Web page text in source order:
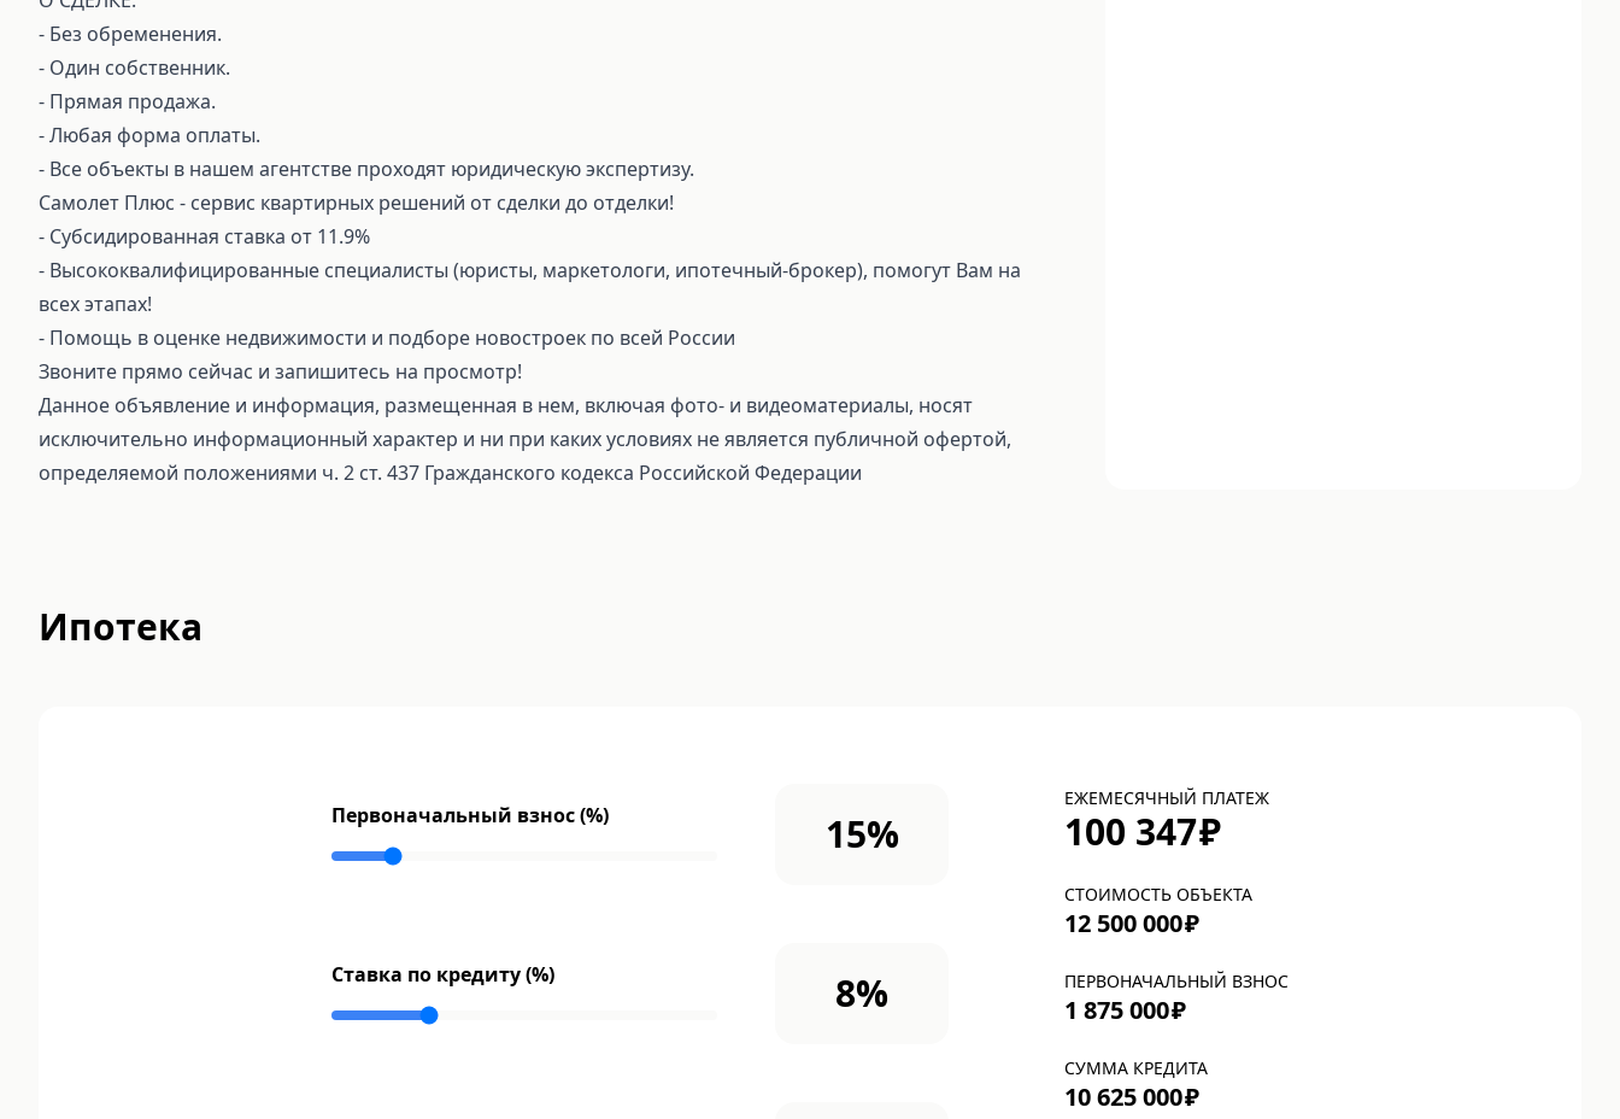
⁃ Без обременения.
⁃ Один собственник.
⁃ Прямая продажа.
⁃ Любая форма оплаты.
⁃ Все объекты в нашем агентстве проходят юридическую экспертизу.
Самолет Плюс - сервис квартирных решений от сделки до отделки!
⁃ Субсидированная ставка от 11.9%
⁃ Высококвалифицированные специалисты (юристы, маркетологи, ипотечный-брокер), помогут Вам на
всех этапах!
⁃ Помощь в оценке недвижимости и подборе новостроек по всей России
Звоните прямо сейчас и запишитесь на просмотр!
Данное объявление и информация, размещенная в нем, включая фото- и видеоматериалы, носят
исключительно информационный характер и ни при каких условиях не является публичной офертой,
определяемой положениями ч. 2 ст. 437 Гражданского кодекса Российской Федерации
Ипотека
Первоначальный взнос (%) 15%
Ставка по кредиту (%) 8%
ЕЖЕМЕСЯЧНЫЙ ПЛАТЕЖ
100 347₽
СТОИМОСТЬ ОБЪЕКТА
12 500 000₽
ПЕРВОНАЧАЛЬНЫЙ ВЗНОС
1 875 000₽
СУММА КРЕДИТА
10 625 000₽